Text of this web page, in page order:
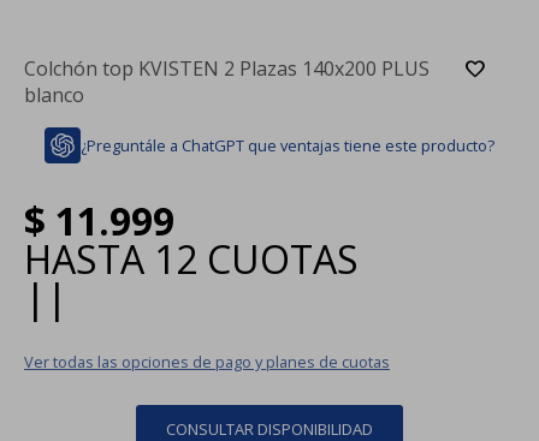
Colchón top KVISTEN 2 Plazas 140x200 PLUS
blanco
¿Preguntále a ChatGPT que ventajas tiene este producto?
$ 11.999
HASTA 12 CUOTAS
| |
Ver todas las opciones de pago y planes de cuotas
CONSULTAR DISPONIBILIDAD